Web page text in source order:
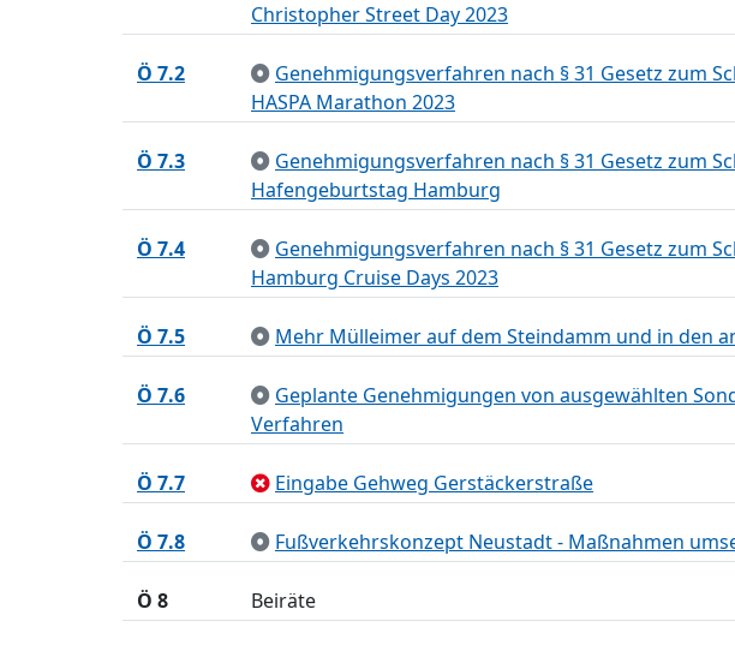
Christopher Street Day 2023
Ö 7.2
Genehmigungsverfahren nach § 31 Gesetz zum
HASPA Marathon 2023
Ö 7.3
Genehmigungsverfahren nach § 31 Gesetz zum
Hafengeburtstag Hamburg
Ö 7.4
Genehmigungsverfahren nach § 31 Gesetz zum
Hamburg Cruise Days 2023
Ö 7.5 Mehr Mülleimer auf dem Steindamm und in den
Ö 7.6
Geplante Genehmigungen von ausgewählten
Verfahren
Ö 7.7 Eingabe Gehweg Gerstäckerstraße
Ö 7.8 Fußverkehrskonzept Neustadt - Maßnahmen
Ö 8 Beiräte